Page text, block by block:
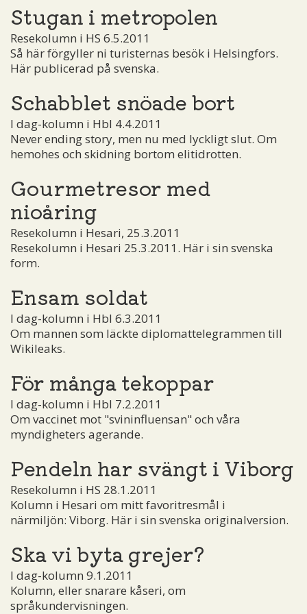
Stugan i metropolen
Resekolumn i HS 6.5.2011
Så här förgyller ni turisternas besök i Helsingfors.
Här publicerad på svenska.
Schabblet snöade bort
I dag-kolumn i Hbl 4.4.2011
Never ending story, men nu med lyckligt slut. Om
hemohes och skidning bortom elitidrotten.
Gourmetresor med
nioåring
Resekolumn i Hesari, 25.3.2011
Resekolumn i Hesari 25.3.2011. Här i sin svenska
form.
Ensam soldat
I dag-kolumn i Hbl 6.3.2011
Om mannen som läckte diplomattelegrammen till
Wikileaks.
För många tekoppar
I dag-kolumn i Hbl 7.2.2011
Om vaccinet mot "svininfluensan" och våra
myndigheters agerande.
Pendeln har svängt i Viborg
Resekolumn i HS 28.1.2011
Kolumn i Hesari om mitt favoritresmål i
närmiljön: Viborg. Här i sin svenska originalversion.
Ska vi byta grejer?
I dag-kolumn 9.1.2011
Kolumn, eller snarare kåseri, om
språkundervisningen.